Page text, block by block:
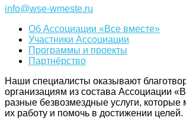
info@wse-wmeste.ru
Об Ассоциации «Все вместе»
Участники Ассоциации
Программы и проекты
Партнёрство
Наши специалисты оказывают
организациям из состава Ассоциации
разные безвозмездные услуги, которые
их работу и помочь в достижении целей.